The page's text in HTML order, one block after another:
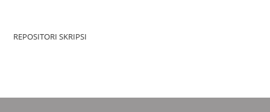
REPOSITORI SKRIPSI